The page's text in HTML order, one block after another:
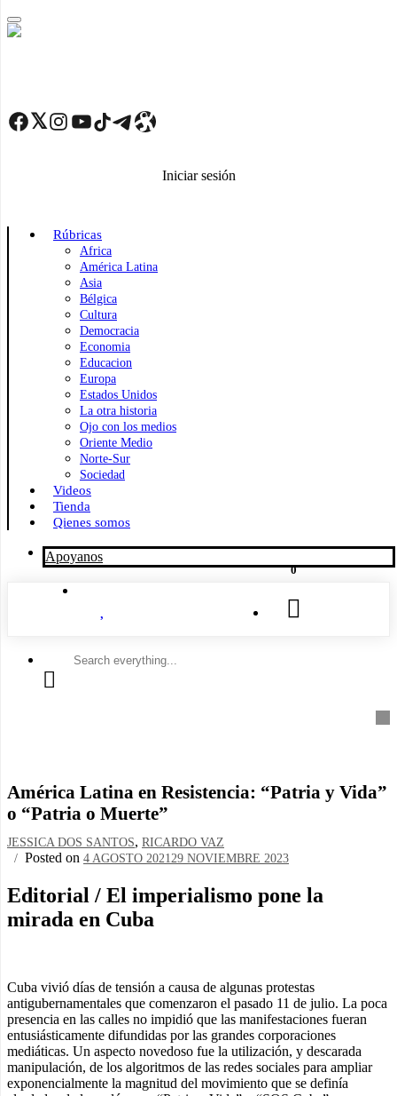
Skip
to
Facebook Twitter Instagram YouTube TikTok Telegram Enlace
Iniciar sesión
Rúbricas
Africa
América Latina
Asia
Bélgica
Cultura
Democracia
Economia
Educacion
Europa
Estados Unidos
La otra historia
Ojo con los medios
Oriente Medio
Norte-Sur
Sociedad
Videos
Tienda
Qienes somos
Apoyanos
0
Search
América Latina en Resistencia: “Patria y Vida”
o “Patria o Muerte”
JESSICA DOS SANTOS, RICARDO VAZ
Posted on 4 AGOSTO 2021 29 NOVIEMBRE 2023
Editorial / El imperialismo pone la
mirada en Cuba
Cuba vivió días de tensión a causa de algunas protestas
antigubernamentales que comenzaron el pasado 11 de julio. La poca
presencia en las calles no impidió que las manifestaciones fueran
entusiásticamente difundidas por las grandes corporaciones
mediáticas. Un aspecto novedoso fue la utilización, y descarada
manipulación, de los algoritmos de las redes sociales para ampliar
exponencialmente la magnitud del movimiento que se definía